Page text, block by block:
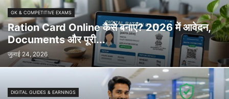
GK & COMPETITIVE EXAMS
Ration Card Online कैसे बनाएं? 2026 में आवेदन,
Documents और पूरी...
जुलाई 24, 2026
DIGITAL GUIDES & EARNINGS